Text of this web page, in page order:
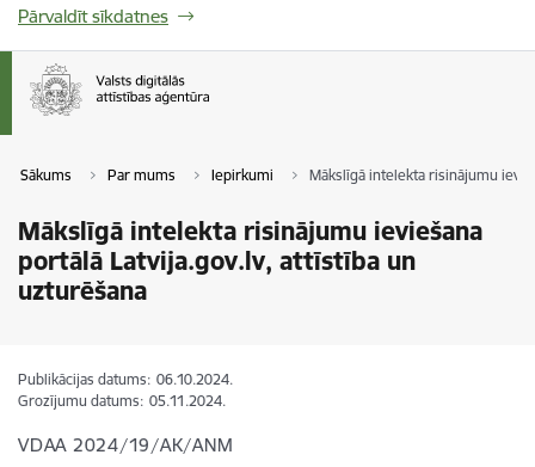
Pārvaldīt sīkdatnes
Sākums Par mums Iepirkumi Mākslīgā intelekta risinājumu
Mākslīgā intelekta risinājumu ieviešana
portālā Latvija.gov.lv, attīstība un
uzturēšana
Publikācijas datums: 06.10.2024.
Grozījumu datums: 05.11.2024.
VDAA 2024/19/AK/ANM